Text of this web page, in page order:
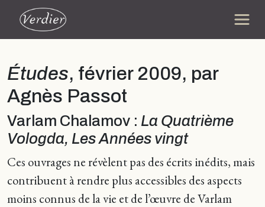
Études, février 2009, par
Agnès Passot
Varlam Chalamov : La Quatrième
Vologda, Les Années vingt
Ces ouvrages ne révèlent pas des écrits inédits, mais
contribuent à rendre plus accessibles des aspects
moins connus de la vie et de l’œuvre de Varlam